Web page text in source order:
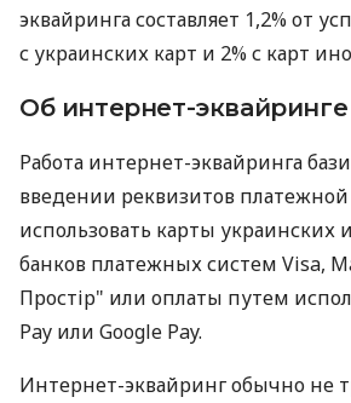
эквайринга составляет 1,2% от
с украинских карт и 2% с карт
Об интернет-эквайринге
Работа интернет-эквайринга
введении реквизитов
использовать карты украинских
банков платежных систем Visa,
Простір" или оплаты путем
Pay или Google Pay.
Интернет-эквайринг обычно не